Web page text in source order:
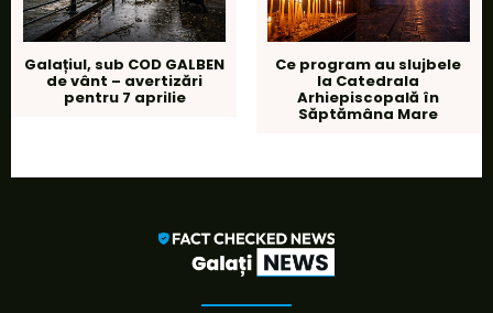
Galațiul, sub COD GALBEN
de vânt – avertizări
pentru 7 aprilie
Ce program au slujbele
la Catedrala
Arhiepiscopală în
Săptămâna Mare